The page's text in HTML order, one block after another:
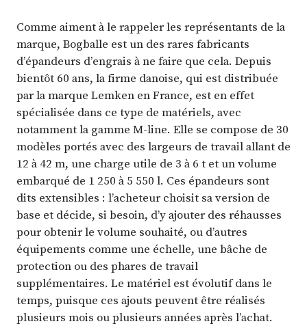
Comme aiment à le rappeler les représentants de la
marque, Bogballe est un des rares fabricants
d’épandeurs d’engrais à ne faire que cela. Depuis
bientôt 60 ans, la firme danoise, qui est distribuée
par la marque Lemken en France, est en effet
spécialisée dans ce type de matériels, avec
notamment la gamme M-line. Elle se compose de 30
modèles portés avec des largeurs de travail allant de
12 à 42 m, une charge utile de 3 à 6 t et un volume
embarqué de 1 250 à 5 550 l. Ces épandeurs sont
dits extensibles : l’acheteur choisit sa version de
base et décide, si besoin, d’y ajouter des réhausses
pour obtenir le volume souhaité, ou d’autres
équipements comme une échelle, une bâche de
protection ou des phares de travail
supplémentaires. Le matériel est évolutif dans le
temps, puisque ces ajouts peuvent être réalisés
plusieurs mois ou plusieurs années après l’achat.